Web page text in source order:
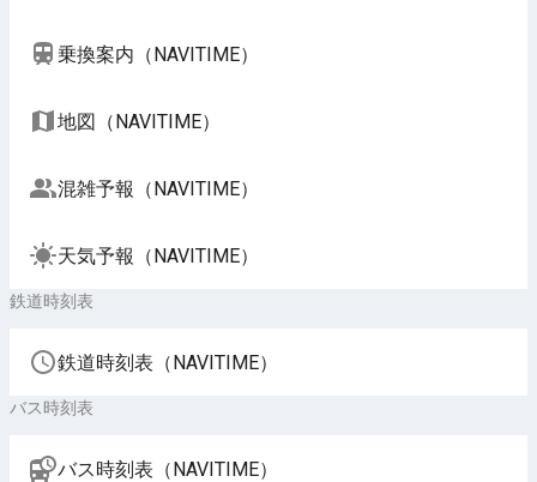
乗換案内（NAVITIME）
地図（NAVITIME）
混雑予報（NAVITIME）
天気予報（NAVITIME）
鉄道時刻表
鉄道時刻表（NAVITIME）
バス時刻表
バス時刻表（NAVITIME）